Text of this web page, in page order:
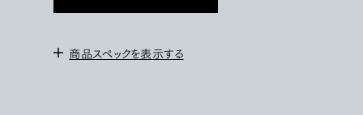
商品スペックを表示する